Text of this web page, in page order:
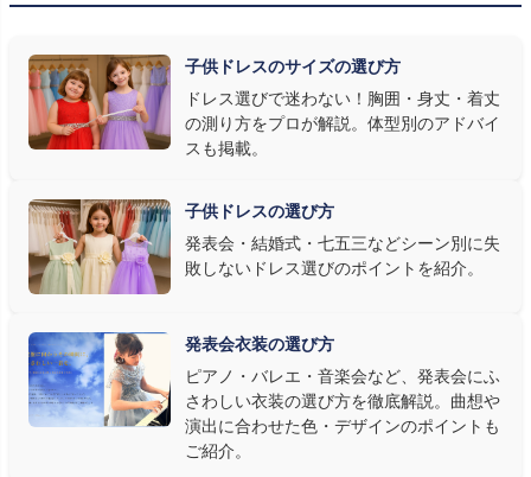
ます。ネイビー・ブラック・深みのあるジュエルカラーはホールの照
す。またピアノ演奏なら落ち着いたシックなトーン、バイオリンやソ
ロ演奏なら華やかで視線を集めるデザイン、合唱やアンサンブル
なら衣装同士が調和するクラシカルな色合い、と演目に合わせた
③ 演奏の動きを妨げない設計か確認する
発表会ドレス選びで見落とされがちなのが"動きやすさ"です。ピ
アノならペダル操作を妨げない丈感、バイオリンなら弓を動かす
右腕のゆとり、管楽器なら胸元の締め付けがないこと——演奏の
質は衣装で変わります。Angel's Closetのレンタル衣装は、元ピ
アノ教師の店長が発表会・コンクールでのご使用を前提に厳選し
た商品
を多数ご用意しています。
子供ドレスのサイズの選び方
ドレス選びで迷わない！胸囲・身丈・着丈
の測り方をプロが解説。体型別のアドバイ
スも掲載。
子供ドレスの選び方
発表会・結婚式・七五三などシーン別に失
敗しないドレス選びのポイントを紹介。
発表会衣装の選び方
ピアノ・バレエ・音楽会など、発表会にふ
さわしい衣装の選び方を徹底解説。曲想や
演出に合わせた色・デザインのポイントも
ご紹介。